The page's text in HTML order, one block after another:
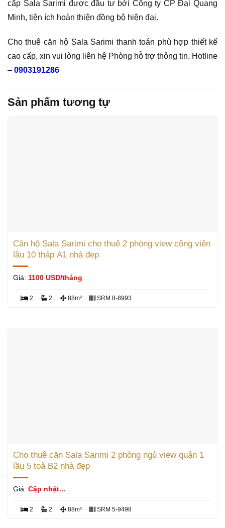
cấp Sala Sarimi được đầu tư bởi Công ty CP Đại Quang
Minh, tiện ích hoàn thiện đồng bộ hiện đại.
Cho thuê căn hộ Sala Sarimi thanh toán phù hợp thiết kế
cao cấp, xin vui lòng liên hệ Phòng hỗ trợ thông tin. Hotline
– 0903191286
Sản phẩm tương tự
Căn hộ Sala Sarimi cho thuê 2 phòng view công viên
lầu 10 tháp A1 nhà đẹp
Giá: 1100 USD/tháng
2 2 88m² SRM 8-8993
Cho thuê căn Sala Sarimi 2 phòng ngủ view quận 1
lầu 5 toà B2 nhà đẹp
Giá: Cập nhật...
2 2 88m² SRM 5-9498